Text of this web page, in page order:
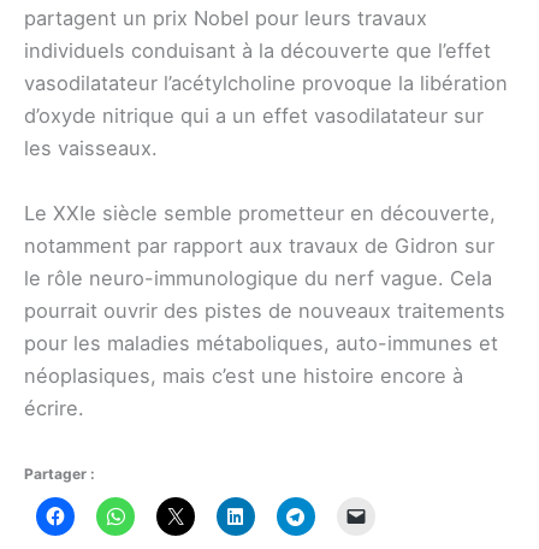
partagent un prix Nobel pour leurs travaux
individuels conduisant à la découverte que l’effet
vasodilatateur l’acétylcholine provoque la libération
d’oxyde nitrique qui a un effet vasodilatateur sur
les vaisseaux.
Le XXIe siècle semble prometteur en découverte,
notamment par rapport aux travaux de Gidron sur
le rôle neuro-immunologique du nerf vague. Cela
pourrait ouvrir des pistes de nouveaux traitements
pour les maladies métaboliques, auto-immunes et
néoplasiques, mais c’est une histoire encore à
écrire.
Partager :